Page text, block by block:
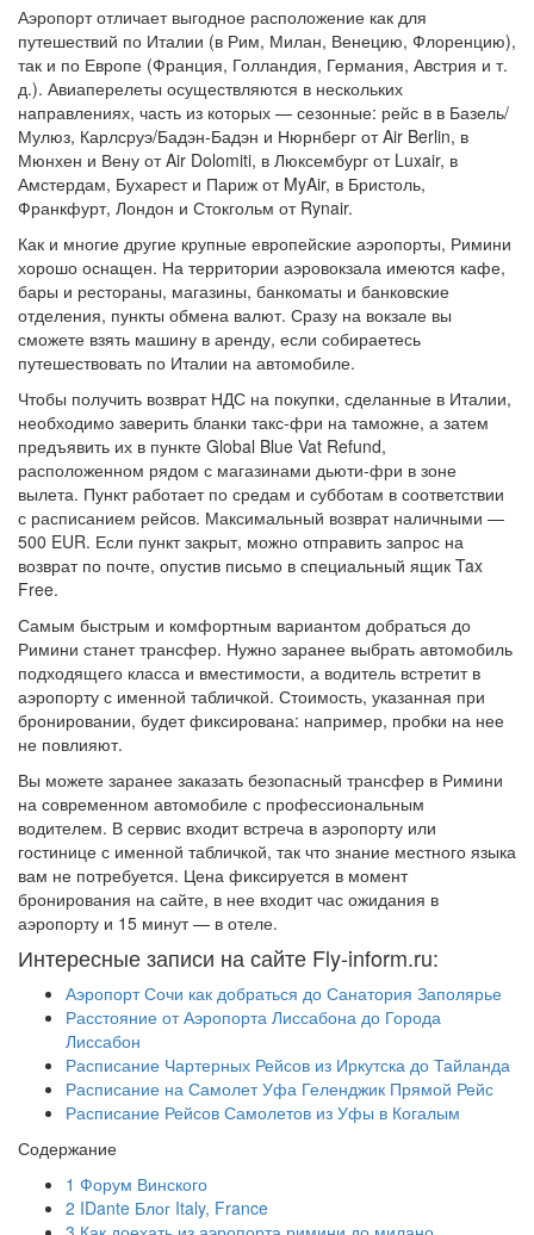
Аэропорт отличает выгодное расположение как для
путешествий по Италии (в Рим, Милан, Венецию, Флоренцию),
так и по Европе (Франция, Голландия, Германия, Австрия и т.
д.). Авиаперелеты осуществляются в нескольких
направлениях, часть из которых — сезонные: рейс в в Базель/
Мулюз, Карлсруэ/Бадэн-Бадэн и Нюрнберг от Air Berlin, в
Мюнхен и Вену от Air Dolomiti, в Люксембург от Luxair, в
Амстердам, Бухарест и Париж от MyAir, в Бристоль,
Франкфурт, Лондон и Стокгольм от Rynair.
Как и многие другие крупные европейские аэропорты, Римини
хорошо оснащен. На территории аэровокзала имеются кафе,
бары и рестораны, магазины, банкоматы и банковские
отделения, пункты обмена валют. Сразу на вокзале вы
сможете взять машину в аренду, если собираетесь
путешествовать по Италии на автомобиле.
Чтобы получить возврат НДС на покупки, сделанные в Италии,
необходимо заверить бланки такс-фри на таможне, а затем
предъявить их в пункте Global Blue Vat Refund,
расположенном рядом с магазинами дьюти-фри в зоне
вылета. Пункт работает по средам и субботам в соответствии
с расписанием рейсов. Максимальный возврат наличными —
500 EUR. Если пункт закрыт, можно отправить запрос на
возврат по почте, опустив письмо в специальный ящик Tax
Free.
Самым быстрым и комфортным вариантом добраться до
Римини станет трансфер. Нужно заранее выбрать автомобиль
подходящего класса и вместимости, а водитель встретит в
аэропорту с именной табличкой. Стоимость, указанная при
бронировании, будет фиксирована: например, пробки на нее
не повлияют.
Вы можете заранее заказать безопасный трансфер в Римини
на современном автомобиле с профессиональным
водителем. В сервис входит встреча в аэропорту или
гостинице с именной табличкой, так что знание местного языка
вам не потребуется. Цена фиксируется в момент
бронирования на сайте, в нее входит час ожидания в
аэропорту и 15 минут — в отеле.
Интересные записи на сайте Fly-inform.ru:
Аэропорт Сочи как добраться до Санатория Заполярье
Расстояние от Аэропорта Лиссабона до Города
Лиссабон
Расписание Чартерных Рейсов из Иркутска до Тайланда
Расписание на Самолет Уфа Геленджик Прямой Рейс
Расписание Рейсов Самолетов из Уфы в Когалым
Содержание
1 Форум Винского
2 IDante Блог Italy, France